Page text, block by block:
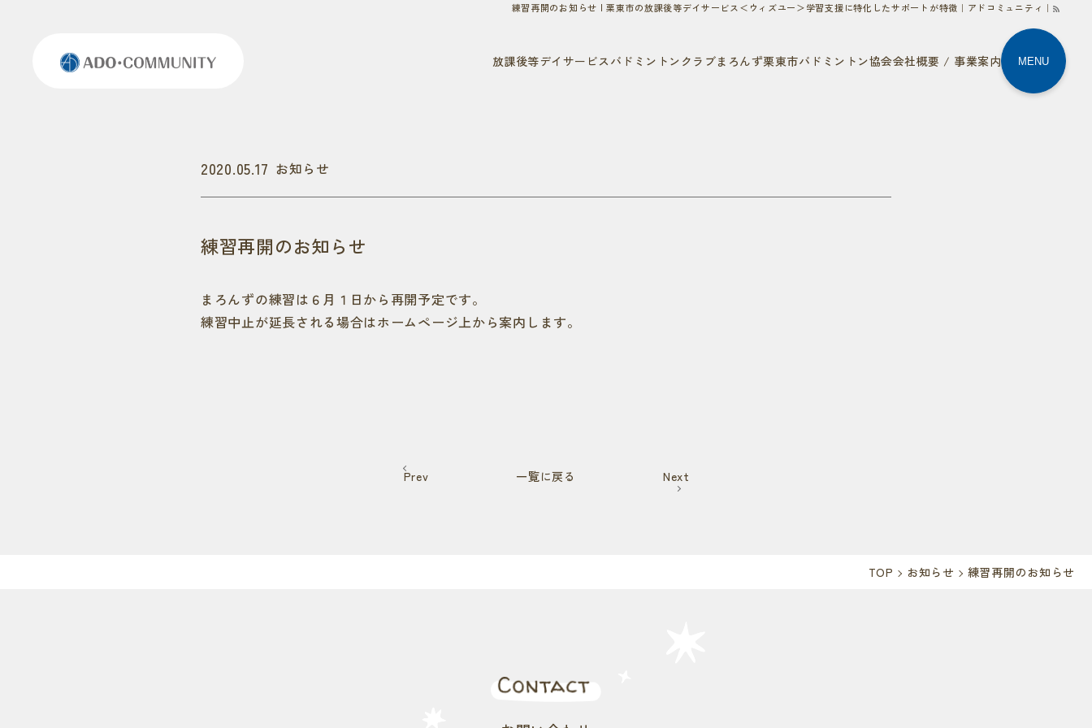
練習再開のお知らせ | 栗東市の放課後等デイサービス＜ウィズユー＞学習支援に特化したサポートが特徴｜アドコミュニティ｜
放課後等デイサービス
kanau
バドミントンクラブまろんず栗東市バドミントン協会会社概要 / 事業案内 MENU
2020.05.17 お知らせ
練習再開のお知らせ
まろんずの練習は６月１日から再開予定です。
練習中止が延長される場合はホームページ上から案内します。
Prev 一覧に戻る Next
TOP お知らせ 練習再開のお知らせ